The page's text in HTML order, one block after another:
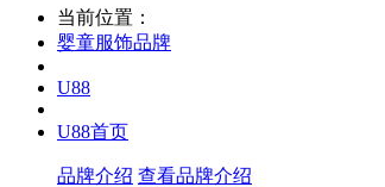
当前位置：
婴童服饰品牌
U88
U88首页
品牌介绍 查看品牌介绍